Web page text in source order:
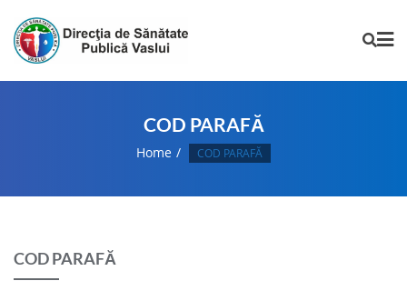
COD PARAFĂ
Home COD PARAFĂ
COD PARAFĂ